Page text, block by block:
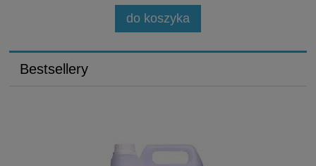
do koszyka
Bestsellery